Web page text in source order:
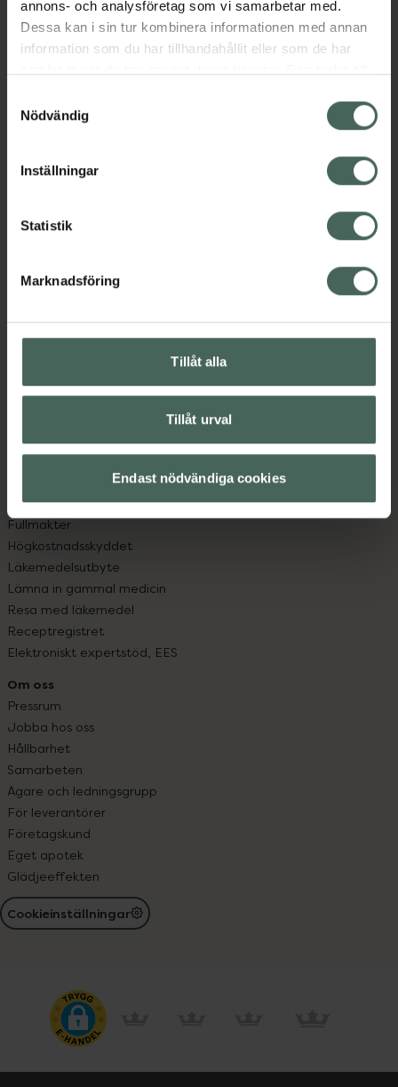
annons- och analysföretag som vi samarbetar med.
Dessa kan i sin tur kombinera informationen med annan
information som du har tillhandahållit eller som de har
återkalla ditt samtycke via webbplatsens
cookieinställningar. Ett återkallat samtycke påverkar inte
lagligheten av behandling som skett innan återkallelsen.
Nödvändig
Inställningar
Statistik
Marknadsföring
Tillåt alla
Tillåt urval
Endast nödvändiga cookies
EAN: 07350124336930
syd till Lappland i norr, och online i mobilen och på
datorn. Oavsett vem du är så är det vårt uppdrag att
hjälpa just dig att må lite bättre. Välkommen att prata
med oss.
Kundservice
Vanliga frågor
Hitta apotek
Leverans, betalning och retur
App
Om recept och läkemedel
Fullmakter
Högkostnadsskyddet
Läkemedelsutbyte
Lämna in gammal medicin
Resa med läkemedel
Receptregistret
Elektroniskt expertstöd, EES
Om oss
Pressrum
Jobba hos oss
Hållbarhet
Samarbeten
Ägare och ledningsgrupp
För leverantörer
Företagskund
Eget apotek
Glädjeeffekten
Cookieinställningar